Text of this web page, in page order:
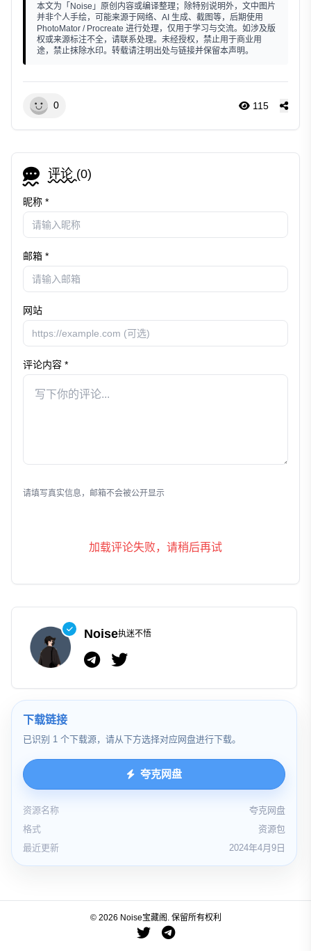
本文为「Noise」原创内容或编译整理；除特别说明外，文中图片
并非个人手绘，可能来源于网络、AI 生成、截图等，后期使用
PhotoMator / Procreate 进行处理，仅用于学习与交流。如涉及版
权或来源标注不全，请联系处理。未经授权，禁止用于商业用
途，禁止抹除水印。转载请注明出处与链接并保留本声明。
0 115
评论 (0)
昵称 *
邮箱 *
网站
评论内容 *
请填写真实信息，邮箱不会被公开显示
加载评论失败，请稍后再试
Noise执迷不悟
下载链接
已识别 1 个下载源，请从下方选择对应网盘进行下载。
夸克网盘
资源名称
夸克网盘
格式
资源包
最近更新
2024年4月9日
© 2026 Noise宝藏阁. 保留所有权利